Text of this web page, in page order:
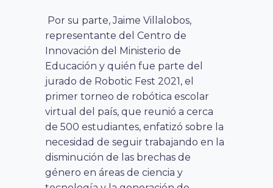
Por su parte, Jaime Villalobos,
representante del Centro de
Innovación del Ministerio de
Educación y quién fue parte del
jurado de Robotic Fest 2021, el
primer torneo de robótica escolar
virtual del país, que reunió a cerca
de 500 estudiantes, enfatizó sobre la
necesidad de seguir trabajando en la
disminución de las brechas de
género en áreas de ciencia y